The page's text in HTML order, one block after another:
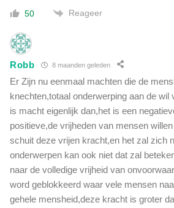
50 Reageer
Robb 8 maanden geleden
Er Zijn nu eenmaal machten die de
knechten,totaal onderwerping aan de wil
is macht eigenlijk dan,het is een
positieve,de vrijheden van mensen
schuit deze vrijen kracht,en het zal zich
onderwerpen kan ook niet dat zal
naar de volledige vrijheid van
word geblokkeerd waar vele mensen
gehele mensheid,deze kracht is groter